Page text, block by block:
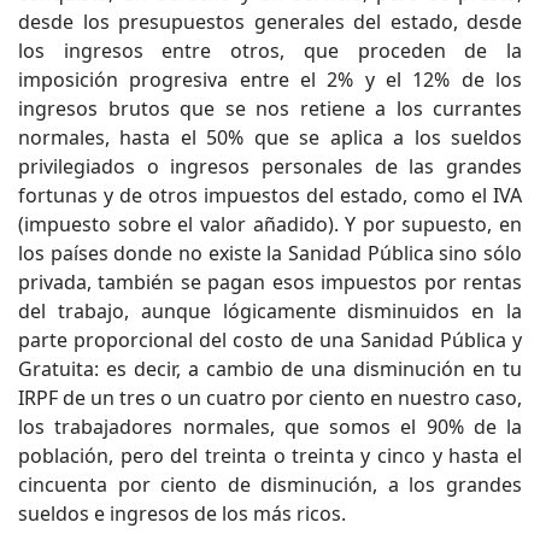
desde los presupuestos generales del estado, desde
los ingresos entre otros, que proceden de la
imposición progresiva entre el 2% y el 12% de los
ingresos brutos que se nos retiene a los currantes
normales, hasta el 50% que se aplica a los sueldos
privilegiados o ingresos personales de las grandes
fortunas y de otros impuestos del estado, como el IVA
(impuesto sobre el valor añadido). Y por supuesto, en
los países donde no existe la Sanidad Pública sino sólo
privada, también se pagan esos impuestos por rentas
del trabajo, aunque lógicamente disminuidos en la
parte proporcional del costo de una Sanidad Pública y
Gratuita: es decir, a cambio de una disminución en tu
IRPF de un tres o un cuatro por ciento en nuestro caso,
los trabajadores normales, que somos el 90% de la
población, pero del treinta o treinta y cinco y hasta el
cincuenta por ciento de disminución, a los grandes
sueldos e ingresos de los más ricos.